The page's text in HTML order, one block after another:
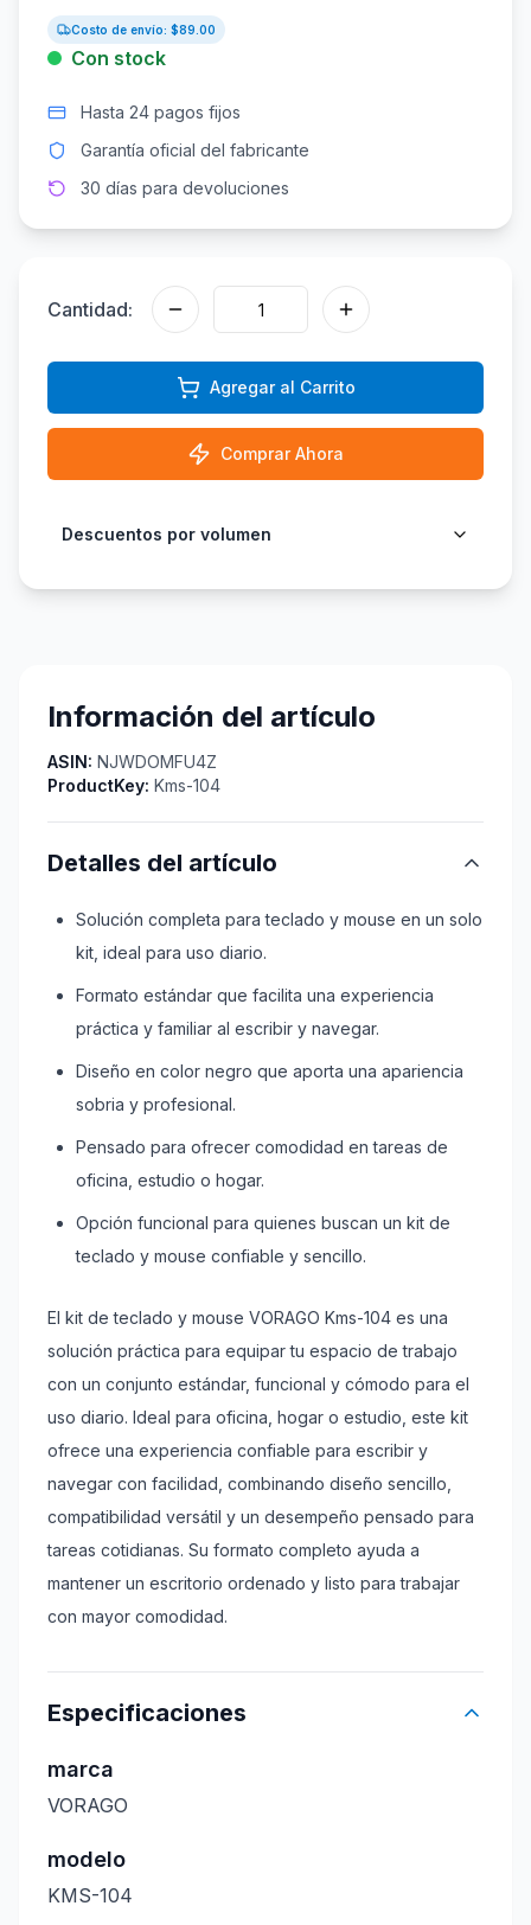
Costo de envío: $89.00
Con stock
Hasta 24 pagos fijos
Garantía oficial del fabricante
30 días para devoluciones
Cantidad:
Agregar al Carrito
Comprar Ahora
Descuentos por volumen
Información del artículo
ASIN: NJWDOMFU4Z
ProductKey: Kms-104
Detalles del artículo
Solución completa para teclado y mouse en un solo
kit, ideal para uso diario.
Formato estándar que facilita una experiencia
práctica y familiar al escribir y navegar.
Diseño en color negro que aporta una apariencia
sobria y profesional.
Pensado para ofrecer comodidad en tareas de
oficina, estudio o hogar.
Opción funcional para quienes buscan un kit de
teclado y mouse confiable y sencillo.
El kit de teclado y mouse VORAGO Kms-104 es una
solución práctica para equipar tu espacio de trabajo
con un conjunto estándar, funcional y cómodo para el
uso diario. Ideal para oficina, hogar o estudio, este kit
ofrece una experiencia confiable para escribir y
navegar con facilidad, combinando diseño sencillo,
compatibilidad versátil y un desempeño pensado para
tareas cotidianas. Su formato completo ayuda a
mantener un escritorio ordenado y listo para trabajar
con mayor comodidad.
Especificaciones
marca
VORAGO
modelo
KMS-104